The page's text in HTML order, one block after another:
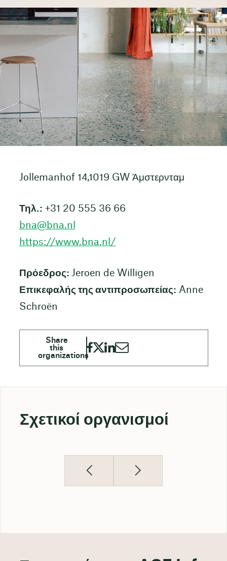
Jollemanhof 14,1019 GW Άμστερνταμ
Τηλ.: +31 20 555 36 66
bna@bna.nl
https://www.bna.nl/
Πρόεδρος: Jeroen de Willigen
Επικεφαλής της αντιπροσωπείας: Anne
Schroën
Σχετικοί οργανισμοί